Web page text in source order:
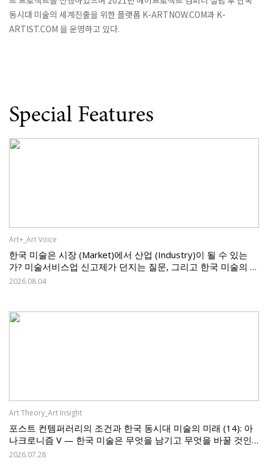
동시대 미술의 세계진출을 위한 플랫폼 K-ARTNOW.COM과 K-
ARTIST.COM 을 운영하고 있다.
Special Features
Art+_Art Voice
한국 미술은 시장 (Market)에서 산업 (Industry)이 될 수 있는
가? 미술서비스업 신고제가 던지는 질문, 그리고 한국 미술의 과
제
2026.08.04
Art Theory_Art Insight
포스트 컨템퍼러리의 조건과 한국 동시대 미술의 미래 (14): 아
나크로니즘 V — 한국 미술은 무엇을 남기고 무엇을 바꿀 것인
가
2026.07.28